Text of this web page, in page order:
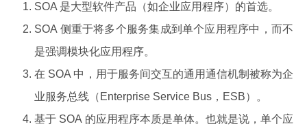
SOA 是大型软件产品（如企业应用程序）的首选。
SOA 侧重于将多个服务集成到单个应用程序中，而不
是强调模块化应用程序。
在 SOA 中，用于服务间交互的通用通信机制被称为企
业服务总线（Enterprise Service Bus，ESB）。
基于 SOA 的应用程序本质是单体。也就是说，单个应